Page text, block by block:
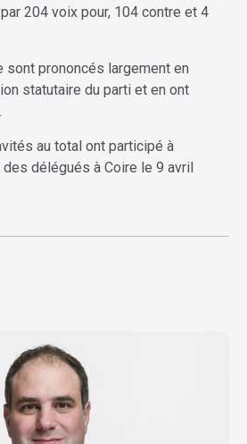
204 voix pour, 104 contre et 4
sont prononcés largement en
statutaire du parti et en ont
au total ont participé à
des délégués à Coire le 9 avril